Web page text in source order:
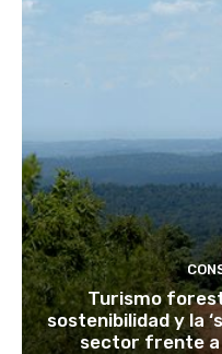
Turismo
sostenibilidad y la
sector frente a